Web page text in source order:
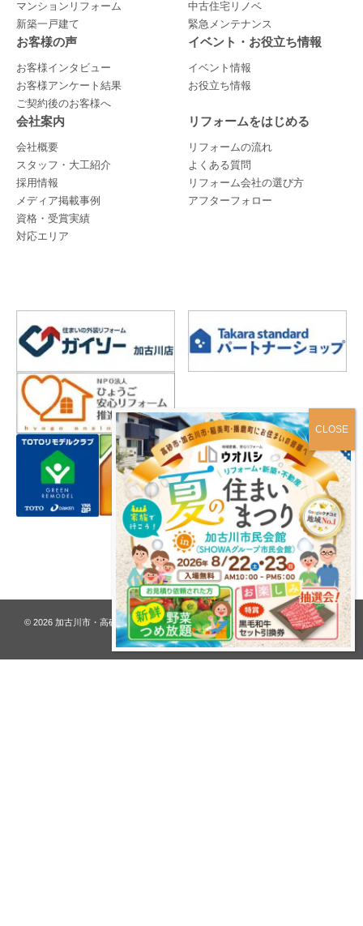
マンションリフォーム
中古住宅リノベ
新築一戸建て
緊急メンテナンス
お客様の声
お客様インタビュー
お客様アンケート結果
ご契約後のお客様へ
イベント・お役立ち情報
イベント情報
お役立ち情報
会社案内
会社概要
スタッフ・大工紹介
採用情報
メディア掲載事例
資格・受賞実績
対応エリア
リフォームをはじめる
リフォームの流れ
よくある質問
リフォーム会社の選び方
アフターフォロー
プライバシーポリシー
© 2026 加古川市・高砂市 夢リフォーム ウオハシ – 創業128年の老舗. All rights
reserved.